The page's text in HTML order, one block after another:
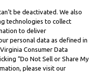
be deactivated. We also
technologies to collect
to deliver
personal data as defined in
Consumer Data
“Do Not Sell or Share My
please visit our